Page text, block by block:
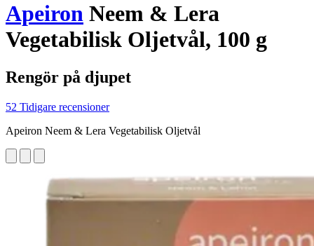
Apeiron Neem & Lera
Vegetabilisk Oljetvål, 100 g
Rengör på djupet
52 Tidigare recensioner
Apeiron Neem & Lera Vegetabilisk Oljetvål